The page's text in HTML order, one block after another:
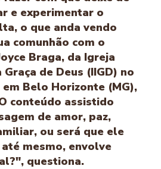
e experimentar o
o que anda vendo
comunhão com o
Braga, da Igreja
de Deus (IIGD) no
Belo Horizonte (MG),
conteúdo assistido
de amor, paz,
ou será que ele
mesmo, envolve
questiona.